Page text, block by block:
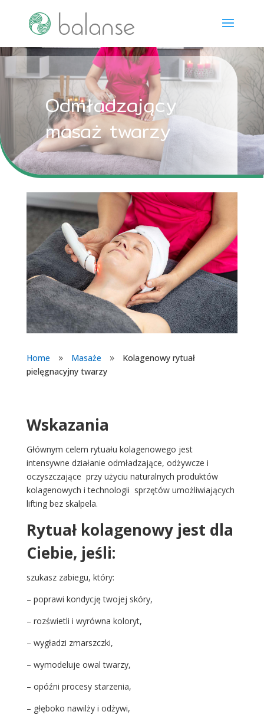
Odmładzający
masaż twarzy
Home 9 Masaże 9
Kolagenowy rytuał
pielęgnacyjny twarzy
Wskazania
Głównym celem rytuału kolagenowego jest
intensywne działanie odmładzające, odżywcze i
oczyszczające przy użyciu naturalnych produktów
kolagenowych i technologii sprzętów umożliwiających
lifting bez skalpela.
Rytuał kolagenowy jest dla
Ciebie, jeśli:
szukasz zabiegu, który:
– poprawi kondycję twojej skóry,
– rozświetli i wyrówna koloryt,
– wygładzi zmarszczki,
– wymodeluje owal twarzy,
– opóźni procesy starzenia,
– głęboko nawilży i odżywi,